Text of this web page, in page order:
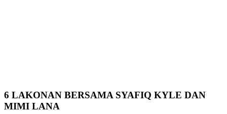
6 LAKONAN BERSAMA SYAFIQ KYLE DAN
MIMI LANA